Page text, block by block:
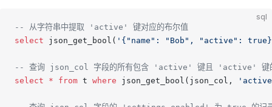
sql
-- 从字符串中提取 'active' 键对应的布尔值
select json_get_bool( '{"name": "Bob", "active":
-- 查询 json_col 字段的所有包含 'active' 键且 'active' 键的值
select * from t where json_get_bool(json_col,